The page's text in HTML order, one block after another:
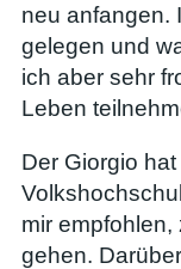
neu anfangen.
gelegen und
ich aber sehr
Leben
Der Giorgio
mir
gehen.